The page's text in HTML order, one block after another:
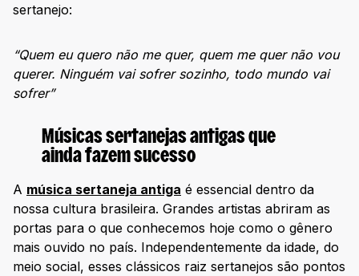
sertanejo:
“Quem eu quero não me quer, quem me quer não vou
querer. Ninguém vai sofrer sozinho, todo mundo vai
sofrer”
Músicas sertanejas antigas que
ainda fazem sucesso
A música sertaneja antiga é essencial dentro da
nossa cultura brasileira. Grandes artistas abriram as
portas para o que conhecemos hoje como o gênero
mais ouvido no país. Independentemente da idade, do
meio social, esses clássicos raiz sertanejos são pontos